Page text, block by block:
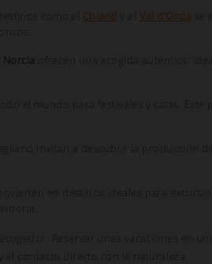
como el Chianti y el Val d’Orcia se
ofrecen una acogida auténtica,
el mundo para festivales y catas. Este
invitan a descubrir la producción de
en destinos ideales para
Reservar unas vacaciones en
contacto directo con la naturaleza.